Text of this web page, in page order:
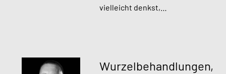
vielleicht denkst,…
Wurzelbehandlungen,